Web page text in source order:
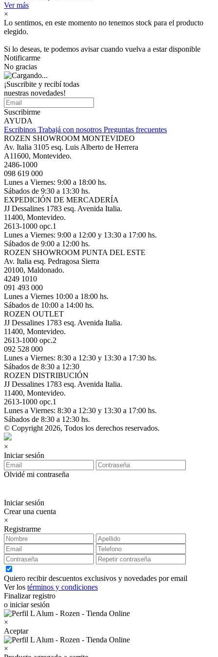
Ver más
×
Lo sentimos, en este momento no tenemos stock para el producto
elegido.
Si lo deseas, te podemos avisar cuando vuelva a estar disponible
Notificarme
No gracias
¡Suscribite y recibí todas
nuestras novedades!
Suscribirme
AYUDA
Escribinos Trabajá con nosotros Preguntas frecuentes
ROZEN SHOWROOM MONTEVIDEO
Av. Italia 3105 esq. Luis Alberto de Herrera
A11600, Montevideo.
2486-1000
098 619 000
Lunes a Viernes: 9:00 a 18:00 hs.
Sábados de 9:30 a 13:30 hs.
EXPEDICIÓN DE MERCADERÍA
JJ Dessalines 1783 esq. Avenida Italia.
11400, Montevideo.
2613-1000 opc.1
Lunes a Viernes: 9:00 a 12:00 y 13:30 a 17:00 hs.
Sábados de 9:00 a 12:00 hs.
ROZEN SHOWROOM PUNTA DEL ESTE
Av. Italia esq. Pedragosa Sierra
20100, Maldonado.
4249 1010
091 493 000
Lunes a Viernes 10:00 a 18:00 hs.
Sábados de 10:00 a 14:00 hs.
ROZEN OUTLET
JJ Dessalines 1783 esq. Avenida Italia.
11400, Montevideo.
2613-1000 opc.2
092 528 000
Lunes a Viernes: 8:30 a 12:30 y 13:30 a 17:30 hs.
Sábados de 8:30 a 12:30
ROZEN DISTRIBUCIÓN
JJ Dessalines 1783 esq. Avenida Italia.
11400, Montevideo.
2613-1000 opc.1
Lunes a Viernes: 8:30 a 12:30 y 13:30 a 17:00 hs.
Sábados de 8:30 a 12:30 hs.
© Copyright 2026, Todos los derechos reservados.
×
Iniciar sesión
Olvidé mi contraseña
Iniciar sesión
Crear una cuenta
×
Registrarme
Quiero recibir descuentos exclusivos y novedades por email
Ver los términos y condiciones
Finalizar registro
o iniciar sesión
×
Aceptar
×